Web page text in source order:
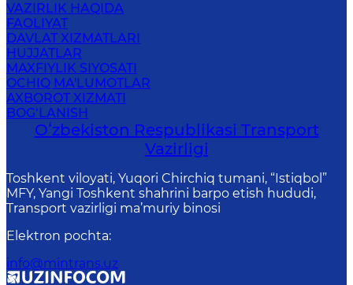
VAZIRLIK HAQIDA
FAOLIYAT
DAVLAT XIZMATLARI
HUJJATLAR
MAXFIYLIK SIYOSATI
OCHIQ MA'LUMOTLAR
AXBOROT XIZMATI
BOG‘LANISH
Oʻzbekiston Respublikasi Transport
Vazirligi
Toshkent viloyati, Yuqori Chirchiq tumani, “Istiqbol”
MFY, Yangi Toshkent shahrini barpo etish hududi,
Transport vazirligi ma’muriy binosi
Elektron pochta:
info@mintrans.uz